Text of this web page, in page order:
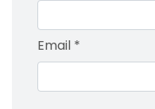
Email *